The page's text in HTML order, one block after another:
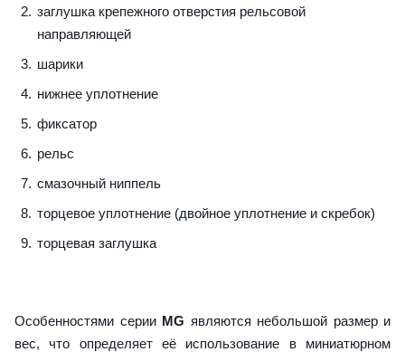
заглушка крепежного отверстия рельсовой
направляющей
шарики
нижнее уплотнение
фиксатор
рельс
смазочный ниппель
торцевое уплотнение (двойное уплотнение и скребок)
торцевая заглушка
Особенностями серии MG являются небольшой размер и
вес, что определяет её использование в миниатюрном